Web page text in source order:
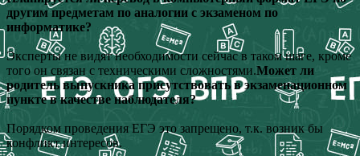
другим предметам по аналогии с экзаменом по
информатике?
Эксперты не видят необходимости сейчас в таком шаге, кроме
того он связан с техническими сложностями.Может ли
родитель выпускника присутствовать в экзаменационном
пункте в качестве наблюдателя?
Порядком проведения ЕГЭ это запрещено, т.к. возник бы
конфликт интересов.